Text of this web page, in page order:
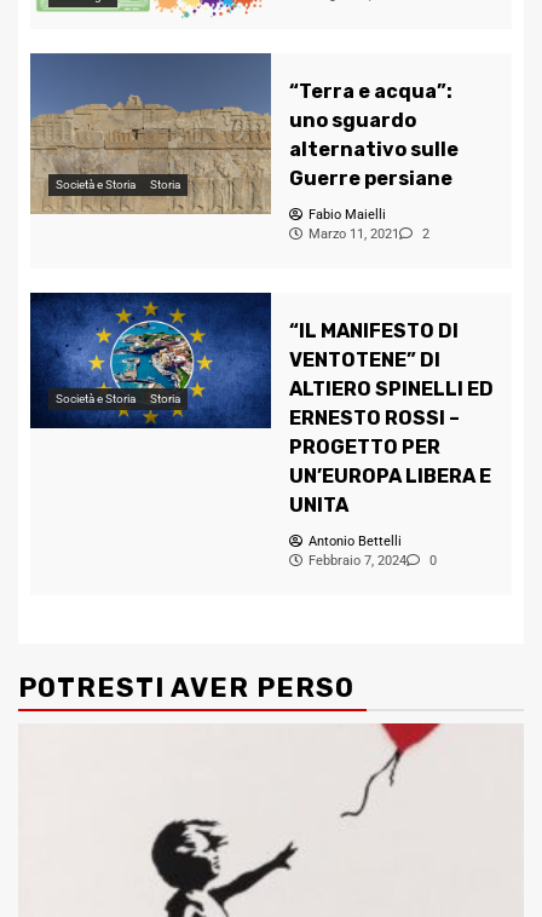
Società e Storia Storia
“Terra e acqua”:
uno sguardo
alternativo sulle
Guerre persiane
Fabio Maielli
Marzo 11, 2021
2
Società e Storia Storia
“IL MANIFESTO DI
VENTOTENE” DI
ALTIERO SPINELLI ED
ERNESTO ROSSI –
PROGETTO PER
UN’EUROPA LIBERA E
UNITA
Antonio Bettelli
Febbraio 7, 2024
0
POTRESTI AVER PERSO